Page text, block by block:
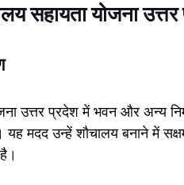
सहायता योजना
उत्तर प्रदेश में भवन और अन्य
यह मदद उन्हें शौचालय बनाने में